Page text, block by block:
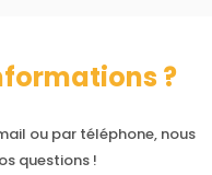
?
ou par téléphone, nous
questions !